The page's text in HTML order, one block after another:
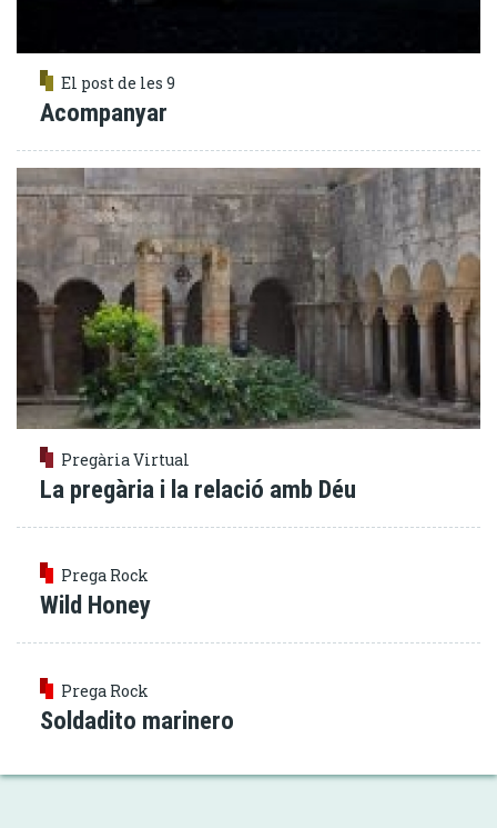
El post de les 9
Acompanyar
Pregària Virtual
La pregària i la relació amb Déu
Prega Rock
Wild Honey
Prega Rock
Soldadito marinero